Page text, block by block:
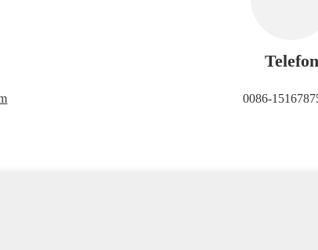
Telefon
0086-